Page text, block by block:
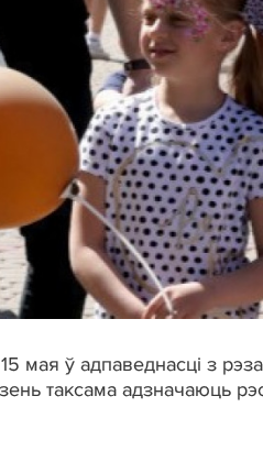
мая ў адпаведнасці з
таксама адзначаюць